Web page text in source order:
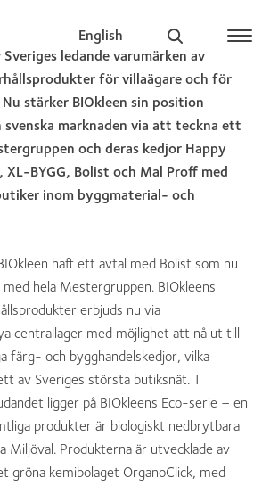
English
ledande varumärken av
för villaägare och för
stärker BIOkleen sin position
marknaden via att teckna ett
och deras kedjor Happy
XL-BYGG, Bolist och Mal Proff med
inom byggmaterial- och
haft ett avtal med Bolist som nu
hela Mestergruppen. BIOkleens
erbjuds nu via
centrallager med möjlighet att nå ut till
färg- och bygghandelskedjor, vilka
av Sveriges största butiksnät. T​
ligger på BIOkleens Eco-serie – en
produkter är biologiskt nedbrytbara
Miljöval. Produkterna är utvecklade av
gröna kemibolaget OrganoClick, med